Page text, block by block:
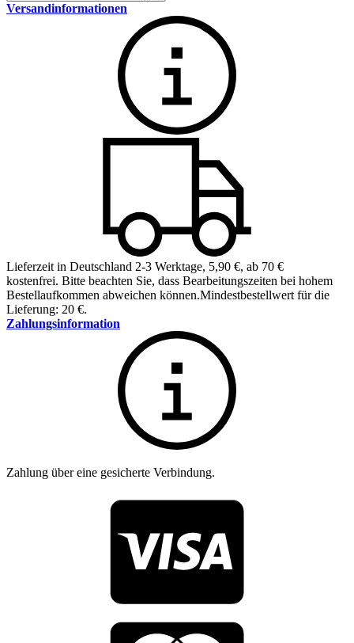
Versandinformationen
Lieferzeit in Deutschland 2-3 Werktage, 5,90 €, ab 70 €
kostenfrei. Bitte beachten Sie, dass Bearbeitungszeiten bei hohem
Bestellaufkommen abweichen können.Mindestbestellwert für die
Lieferung: 20 €.
Zahlungsinformation
Zahlung über eine gesicherte Verbindung.